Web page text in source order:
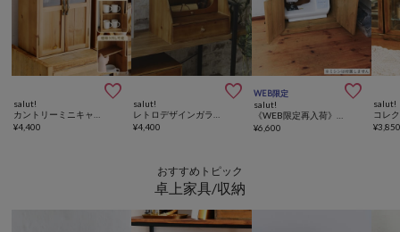

salut!
¥4,400

salut!
¥4,400
WEB限定 
salut!
¥6,600
salut!
¥
おすすめトピック
卓上家具/収納